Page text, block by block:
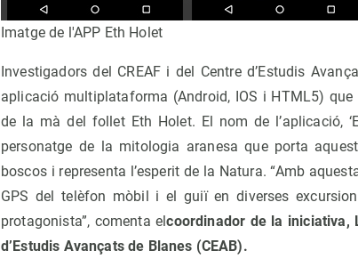
Imatge de l'APP Eth Holet
Investigadors del CREAF i del Centre d’Estudis
aplicació multiplataforma (Android, IOS i HTML5)
de la mà del follet Eth Holet. El nom de l’aplicació,
personatge de la mitologia aranesa que porta
boscos i representa l’esperit de la Natura. “Amb
GPS del telèfon mòbil i el guiï en diverses
protagonista”, comenta elcoordinador de la iniciativa,
d’Estudis Avançats de Blanes (CEAB).